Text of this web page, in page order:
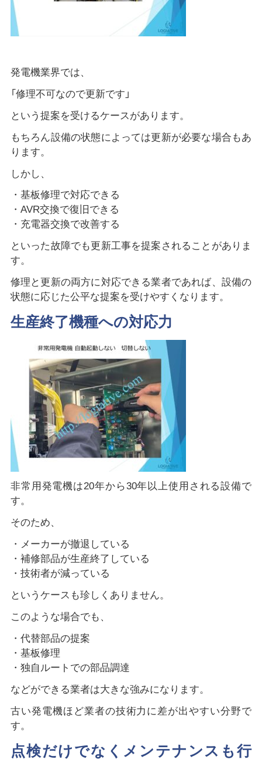
発電機業界では、
「修理不可なので更新です」
という提案を受けるケースがあります。
もちろん設備の状態によっては更新が必要な場合もあ
ります。
しかし、
・基板修理で対応できる
・AVR交換で復旧できる
・充電器交換で改善する
といった故障でも更新工事を提案されることがありま
す。
修理と更新の両方に対応できる業者であれば、設備の
状態に応じた公平な提案を受けやすくなります。
生産終了機種への対応力
非常用発電機は20年から30年以上使用される設備で
す。
そのため、
・メーカーが撤退している
・補修部品が生産終了している
・技術者が減っている
というケースも珍しくありません。
このような場合でも、
・代替部品の提案
・基板修理
・独自ルートでの部品調達
などができる業者は大きな強みになります。
古い発電機ほど業者の技術力に差が出やすい分野で
す。
点検だけでなくメンテナンスも行